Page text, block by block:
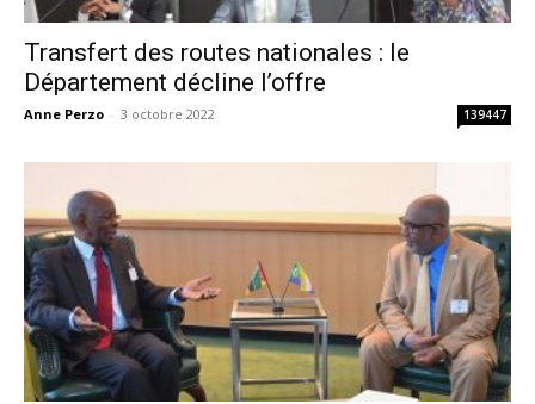
Transfert des routes nationales : le
Département décline l’offre
Anne Perzo - 3 octobre 2022 139447